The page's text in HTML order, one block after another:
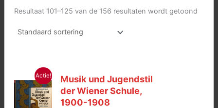
Resultaat 101–125 van de 156 resultaten wordt getoond
Actie!
Musik und Jugendstil
der Wiener Schule,
1900-1908